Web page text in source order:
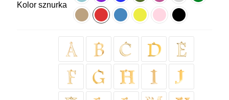
Kolor sznurka